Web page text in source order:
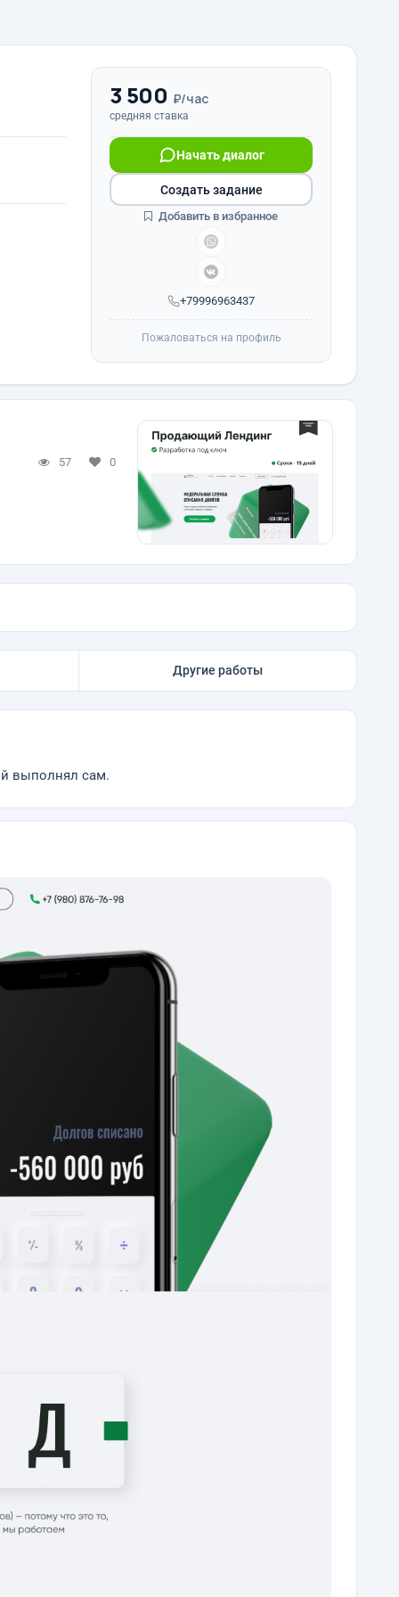
3 500 ₽/час
средняя ставка
+79996963437
Начать диалог
Создать задание
Добавить в избранное
Пожаловаться на профиль
57 0
Другие работы
выполнял сам.